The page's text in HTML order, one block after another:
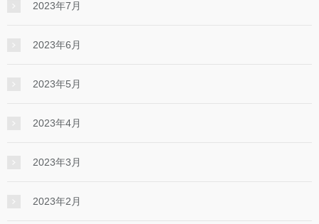
2023年7月
2023年6月
2023年5月
2023年4月
2023年3月
2023年2月